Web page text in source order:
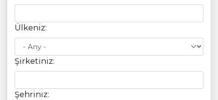
Ülkeniz:
Şirketiniz:
Şehriniz: